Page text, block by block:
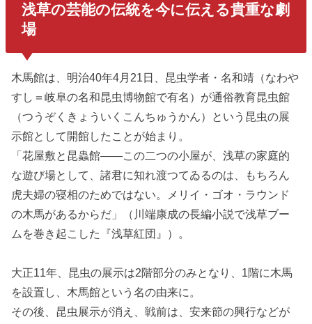
浅草の芸能の伝統を今に伝える貴重な劇
場
木馬館は、明治40年4月21日、昆虫学者・名和靖（なわや
すし＝岐阜の名和昆虫博物館で有名）が通俗教育昆虫館
（つうぞくきょういくこんちゅうかん）という昆虫の展
示館として開館したことが始まり。
「花屋敷と昆蟲館――この二つの小屋が、浅草の家庭的
な遊び場として、諸君に知れ渡つてゐるのは、もちろん
虎夫婦の寝相のためではない。メリイ・ゴオ・ラウンド
の木馬があるからだ」（川端康成の長編小説で浅草ブー
ムを巻き起こした『浅草紅団』）。
大正11年、昆虫の展示は2階部分のみとなり、1階に木馬
を設置し、木馬館という名の由来に。
その後、昆虫展示が消え、戦前は、安来節の興行などが